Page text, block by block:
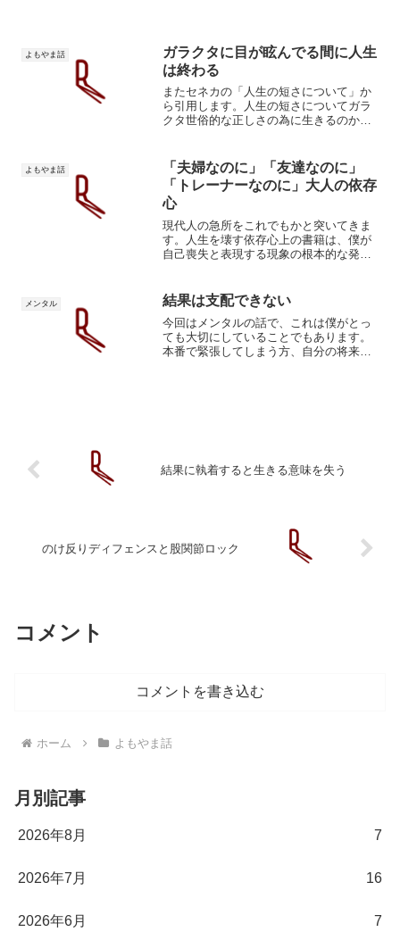
け。たったこれだけ？こん...
よもやま話
ガラクタに目が眩んでる間に人生
は終わる
またセネカの「人生の短さについて」か
ら引用します。人生の短さについてガラ
クタ世俗的な正しさの為に生きるのか、
を生きるのか。心が躍動するのは「認め
てもらう」ではなく、「認...
よもやま話
「夫婦なのに」「友達なのに」
「トレーナーなのに」大人の依存
心
現代人の急所をこれでもかと突いてきま
す。人生を壊す依存心上の書籍は、僕が
自己喪失と表現する現象の根本的な発生
危険性を説明してくれています。依存心
が個人の人生と社会を破...
メンタル 結果は支配できない
今回はメンタルの話で、これは僕がとっ
ても大切にしていることでもあります。
本番で緊張してしまう方、自分の将来に
結果に執着すると生きる意味を失う
のけ反りディフェンスと股関節ロック
コメント
コメントを書き込む
ホーム よもやま話
月別記事
2026年8月 7
2026年7月 16
2026年6月 7